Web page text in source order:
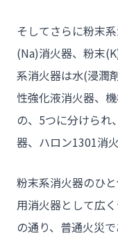
そしてさらに粉末
(Na)消火器、粉末
系消火器は水(浸潤
性強化液消火器、
の、5つに分けられ
器、ハロン1301消
粉末系消火器のひ
用消火器として広
の通り、普通火災